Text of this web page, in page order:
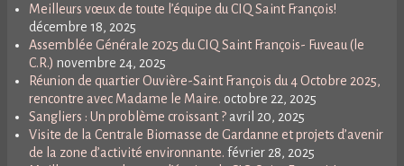
Meilleurs vœux de toute l’équipe du CIQ Saint François!
décembre 18, 2025
Assemblée Générale 2025 du CIQ Saint François- Fuveau (le
C.R.) novembre 24, 2025
Réunion de quartier Ouvière-Saint François du 4 Octobre 2025,
rencontre avec Madame le Maire. octobre 22, 2025
Sangliers : Un problème croissant ? avril 20, 2025
Visite de la Centrale Biomasse de Gardanne et projets d’avenir
de la zone d’activité environnante. février 28, 2025